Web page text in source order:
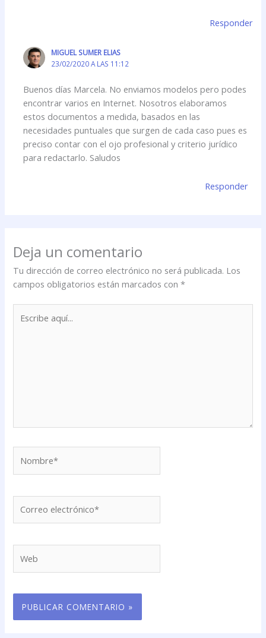
Responder
MIGUEL SUMER ELIAS
23/02/2020 A LAS 11:12
Buenos días Marcela. No enviamos modelos pero podes
encontrar varios en Internet. Nosotros elaboramos
estos documentos a medida, basados en las
necesidades puntuales que surgen de cada caso pues es
preciso contar con el ojo profesional y criterio jurídico
para redactarlo. Saludos
Responder
Deja un comentario
Tu dirección de correo electrónico no será publicada. Los
campos obligatorios están marcados con*
aquí...
electrónico*